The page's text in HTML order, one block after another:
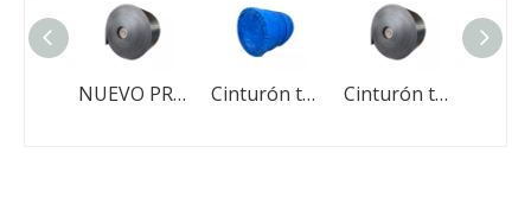
NUEVO PRODUCTO VENTA CORTA CONTINECTOR CONSEJO NEGRO CONSTRUCTO Cinturón transportador de alimentos Cinturón transportador de almacén